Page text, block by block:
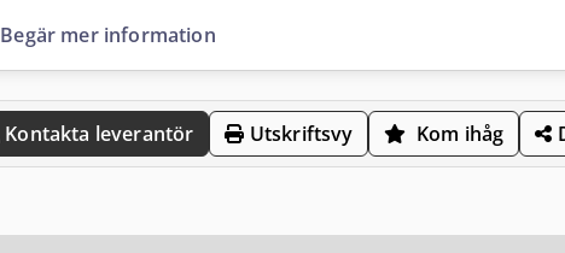
Begär mer information
Kontakta leverantör Utskriftsvy Kom ihåg